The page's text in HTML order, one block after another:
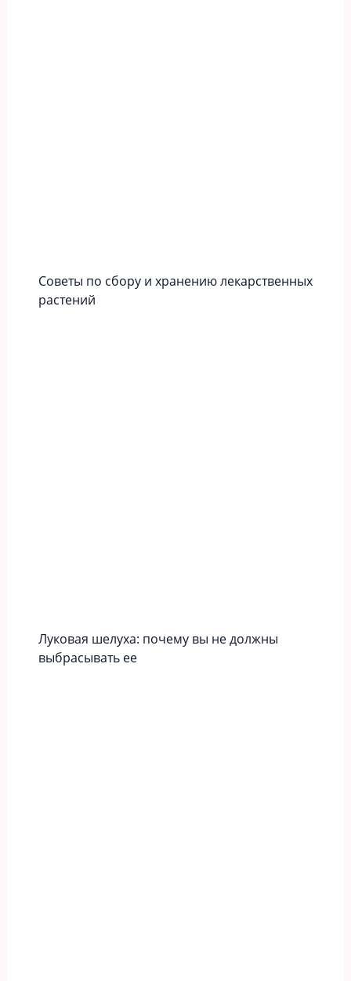
Советы по сбору и хранению лекарственных
растений
Луковая шелуха: почему вы не должны
выбрасывать ее